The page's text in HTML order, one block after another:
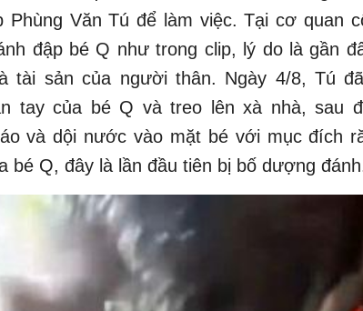
Phùng Văn Tú để làm việc. Tại cơ quan
đập bé Q như trong clip, lý do là gần
tài sản của người thân. Ngày 4/8, Tú
tay của bé Q và treo lên xà nhà, sau
và dội nước vào mặt bé với mục đích
bé Q, đây là lần đầu tiên bị bố dượng